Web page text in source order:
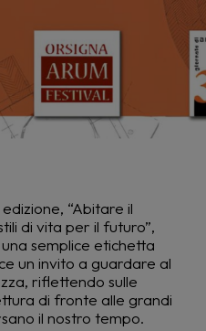
“Abitare il
di vita per il futuro”,
semplice etichetta
un invito a guardare al
riflettendo sulle
di fronte alle grandi
il nostro tempo.